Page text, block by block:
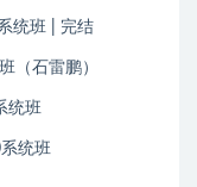
统班 | 完结
（石雷鹏）
统班
统班